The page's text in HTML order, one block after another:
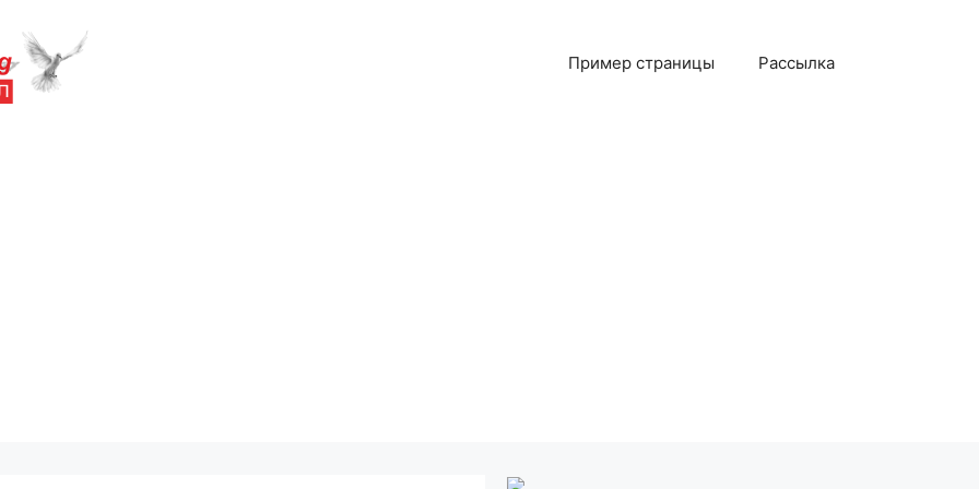
Пример страницы Рассылка